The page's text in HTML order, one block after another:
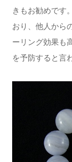
きもお勧めです
おり、他人から
ーリング効果も
を予防すると言